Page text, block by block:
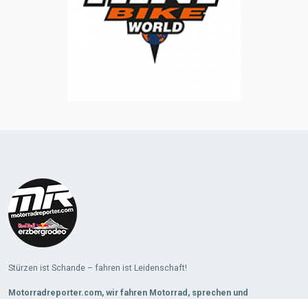
Stürzen ist Schande – fahren ist Leidenschaft!
Motorradreporter.com, wir fahren Motorrad, sprechen und